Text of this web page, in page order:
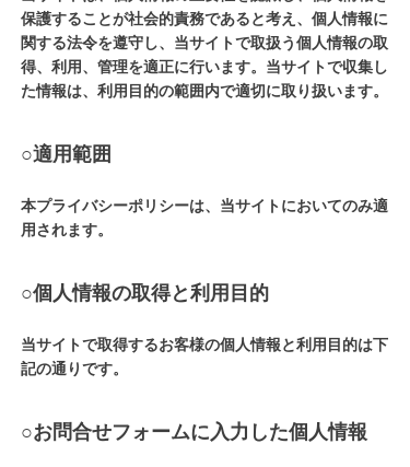
保護することが社会的責務であると考え、個人情報に
関する法令を遵守し、当サイトで取扱う個人情報の取
得、利用、管理を適正に行います。当サイトで収集し
た情報は、利用目的の範囲内で適切に取り扱います。
○適用範囲
本プライバシーポリシーは、当サイトにおいてのみ適
用されます。
○個人情報の取得と利用目的
当サイトで取得するお客様の個人情報と利用目的は下
記の通りです。
○お問合せフォームに入力した個人情報